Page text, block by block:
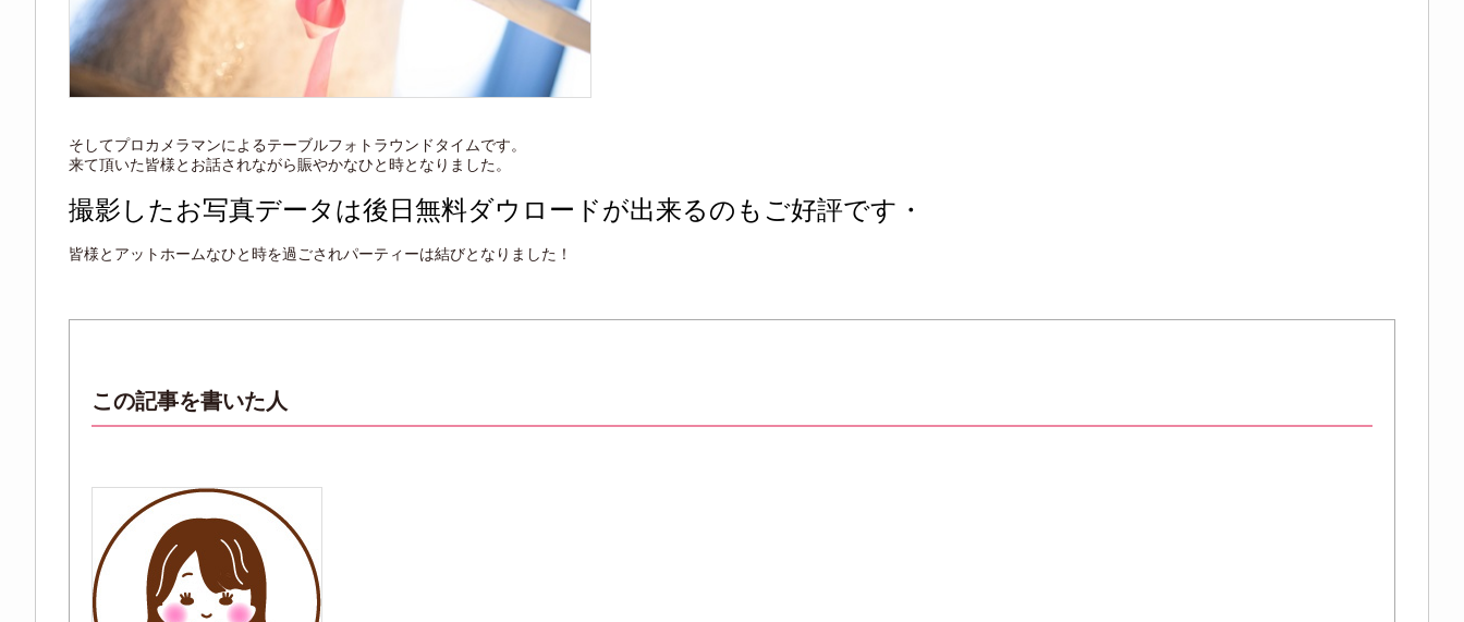
そしてプロカメラマンによるテーブルフォトラウンドタイムです。
来て頂いた皆様とお話されながら賑やかなひと時となりました。
撮影したお写真データは後日無料ダウロードが出来るのもご好評です・
皆様とアットホームなひと時を過ごされパーティーは結びとなりま した！
この記事を書いた人